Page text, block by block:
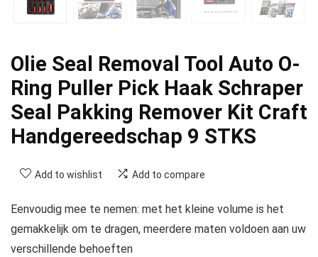
Olie Seal Removal Tool Auto O-
Ring Puller Pick Haak Schraper
Seal Pakking Remover Kit Craft
Handgereedschap 9 STKS
Add to wishlist Add to compare
Eenvoudig mee te nemen: met het kleine volume is het
gemakkelijk om te dragen, meerdere maten voldoen aan uw
verschillende behoeften